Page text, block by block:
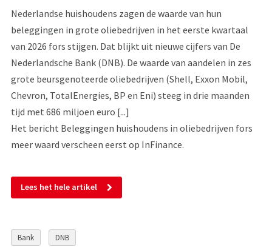
Nederlandse huishoudens zagen de waarde van hun
beleggingen in grote oliebedrijven in het eerste kwartaal
van 2026 fors stijgen. Dat blijkt uit nieuwe cijfers van De
Nederlandsche Bank (DNB). De waarde van aandelen in zes
grote beursgenoteerde oliebedrijven (Shell, Exxon Mobil,
Chevron, TotalEnergies, BP en Eni) steeg in drie maanden
tijd met 686 miljoen euro [...]
Het bericht Beleggingen huishoudens in oliebedrijven fors
meer waard verscheen eerst op InFinance.
Lees het hele artikel
Bank DNB